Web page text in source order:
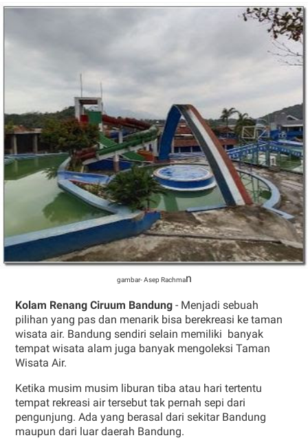
gambar- Asep Rachman
Kolam Renang Ciruum Bandung - Menjadi sebuah
pilihan yang pas dan menarik bisa berekreasi ke taman
wisata air. Bandung sendiri selain memiliki banyak
tempat wisata alam juga banyak mengoleksi Taman
Wisata Air.
Ketika musim musim liburan tiba atau hari tertentu
tempat rekreasi air tersebut tak pernah sepi dari
pengunjung. Ada yang berasal dari sekitar Bandung
maupun dari luar daerah Bandung.